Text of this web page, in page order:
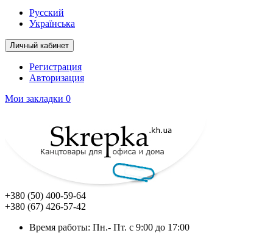
Русский
Українська
Личный кабинет
Регистрация
Авторизация
Мои закладки 0
+380 (50) 400-59-64
+380 (67) 426-57-42
Время работы: Пн.- Пт. с 9:00 до 17:00